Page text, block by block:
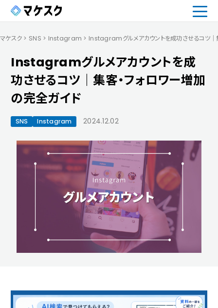
マケスク > SNS > Instagram > Instagramグルメアカウントを成功させるコツ｜
Instagramグルメアカウントを成
功させるコツ｜集客・フォロワー増加
の完全ガイド
SNS Instagram 2024.12.02